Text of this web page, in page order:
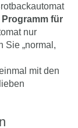
Programm für
nur
Sie „normal,
mit den